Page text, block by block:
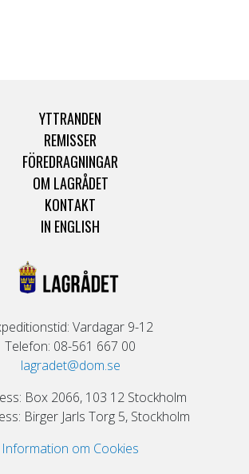
YTTRANDEN
REMISSER
FÖREDRAGNINGAR
OM LAGRÅDET
KONTAKT
IN ENGLISH
Vardagar 9-12
Telefon: 08-561 667 00
lagradet@dom.se
Box 2066, 103 12 Stockholm
Birger Jarls Torg 5, Stockholm
Information om Cookies